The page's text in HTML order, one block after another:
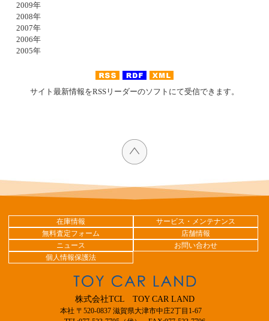
2009年
2008年
2007年
2006年
2005年
サイト最新情報をRSSリーダーのソフトにて受信できます。
在庫情報
サービス・メンテナンス
無料査定フォーム
店舗情報
ニュース
お問い合わせ
個人情報保護法
株式会社TCL TOY CAR LAND
本社 〒520-0837 滋賀県大津市中庄2丁目1-67